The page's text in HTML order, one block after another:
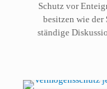
Schutz vor
besitzen wie der
ständige